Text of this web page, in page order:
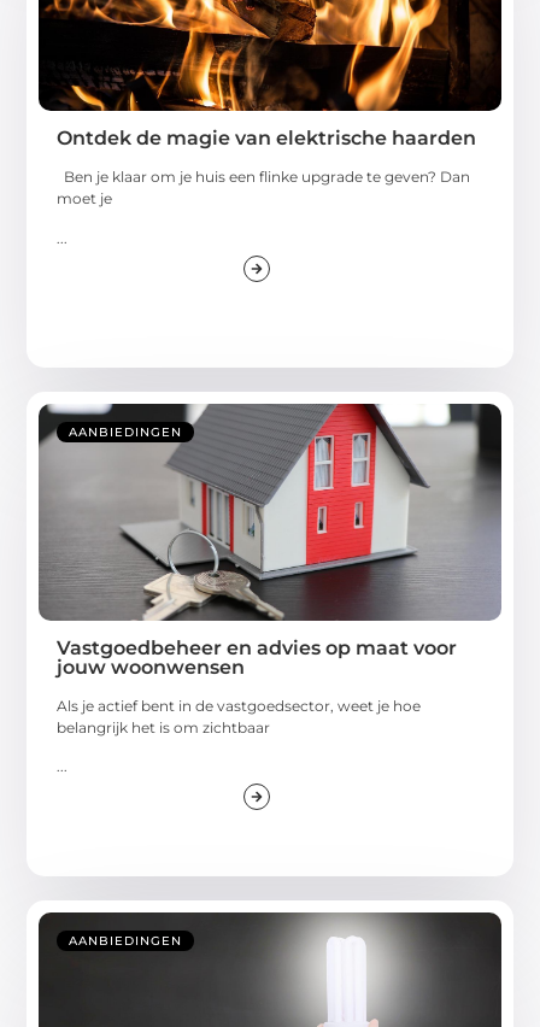
Ontdek de magie van elektrische haarden
Ben je klaar om je huis een flinke upgrade te geven? Dan
moet je
AANBIEDINGEN
Vastgoedbeheer en advies op maat voor
jouw woonwensen
Als je actief bent in de vastgoedsector, weet je hoe
belangrijk het is om zichtbaar
...
AANBIEDINGEN